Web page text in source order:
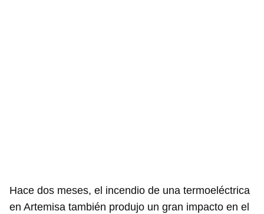
Hace dos meses, el incendio de una termoeléctrica
en Artemisa también produjo un gran impacto en el